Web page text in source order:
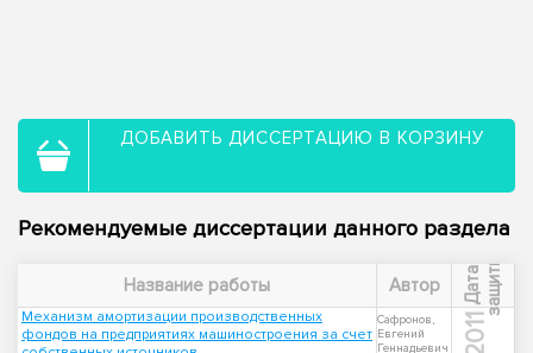
ДОБАВИТЬ ДИССЕРТАЦИЮ В КОРЗИНУ
Рекомендуемые диссертации данного раздела
Название работы Автор Д
а
т
а
з
а
щ
и
т ы
Механизм амортизации производственных
фондов на предприятиях машиностроения за счет
Сафронов,
Евгений
Геннадьевич
2011